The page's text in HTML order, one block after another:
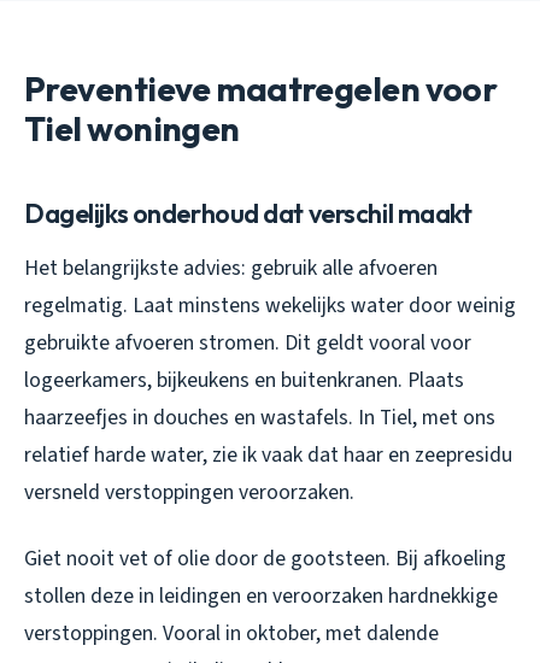
Preventieve maatregelen voor
Tiel woningen
Dagelijks onderhoud dat verschil maakt
Het belangrijkste advies: gebruik alle afvoeren
regelmatig. Laat minstens wekelijks water door weinig
gebruikte afvoeren stromen. Dit geldt vooral voor
logeerkamers, bijkeukens en buitenkranen. Plaats
haarzeefjes in douches en wastafels. In Tiel, met ons
relatief harde water, zie ik vaak dat haar en zeepresidu
versneld verstoppingen veroorzaken.
Giet nooit vet of olie door de gootsteen. Bij afkoeling
stollen deze in leidingen en veroorzaken hardnekkige
verstoppingen. Vooral in oktober, met dalende